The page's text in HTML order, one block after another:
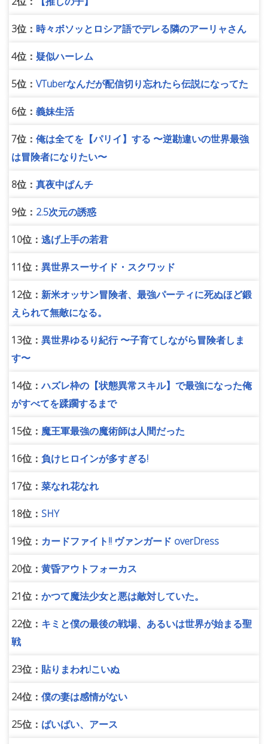
3位： 時々ボソッとロシア語でデレる隣のアーリャさん
4位： 疑似ハーレム
5位： VTuberなんだが配信切り忘れたら伝説になってた
6位： 義妹生活
7位： 俺は全てを【パリイ】する 〜逆勘違いの世界最強
は冒険者になりたい〜
8位： 真夜中ぱんチ
9位： 2.5次元の誘惑
10位： 逃げ上手の若君
11位： 異世界スーサイド・スクワッド
12位： 新米オッサン冒険者、最強パーティに死ぬほど鍛
えられて無敵になる。
13位： 異世界ゆるり紀行 〜子育てしながら冒険者しま
す〜
14位：ハズレ枠の【状態異常スキル】で最強になった俺
がすべてを蹂躙するまで
15位： 魔王軍最強の魔術師は人間だった
16位： 負けヒロインが多すぎる!
17位： 菜なれ花なれ
18位： SHY
19位： カードファイト!! ヴァンガード overDress
20位： 黄昏アウトフォーカス
21位： かつて魔法少女と悪は敵対していた。
22位： キミと僕の最後の戦場、あるいは世界が始まる聖
戦
23位： 貼りまわれ!こいぬ
24位： 僕の妻は感情がない
25位： ばいばい、アース